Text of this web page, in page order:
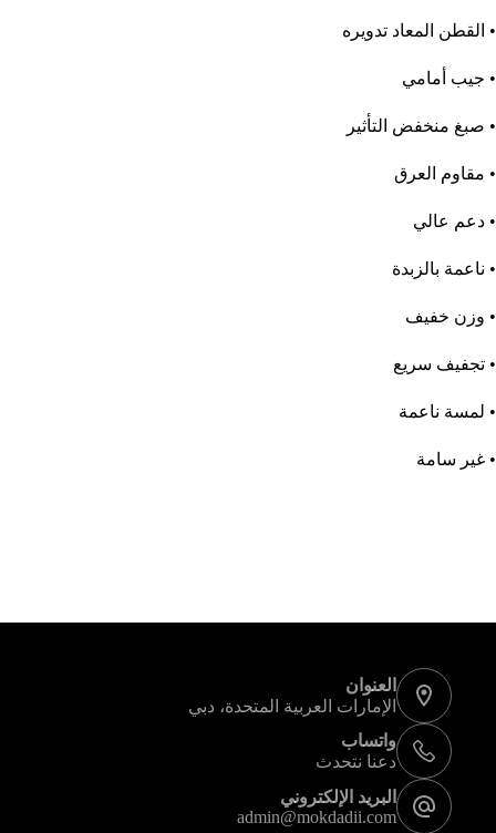
• القطن المعاد تدويره
• جيب أمامي
• صبغ منخفض التأثير
• مقاوم العرق
• دعم عالي
• ناعمة بالزبدة
• وزن خفيف
• تجفيف سريع
• لمسة ناعمة
• غير سامة
العنوان
الإمارات العربية المتحدة، دبي
واتساب
دعنا نتحدث
البريد الإلكتروني
admin@mokdadii.com